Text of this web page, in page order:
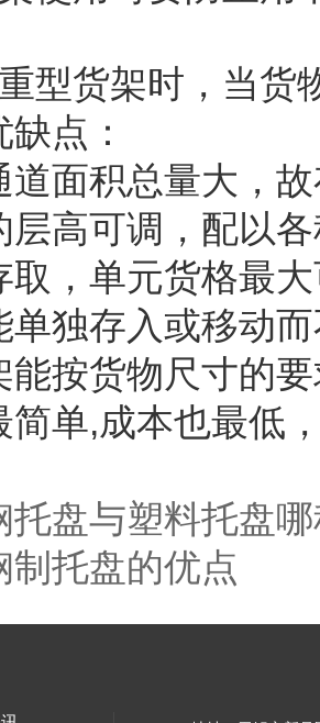
型货架时，当货
点：
道面积总量大，
高可调， 配以
取，单元货格最
单独存入或移动
能按货物尺寸的
简单,成本也最低
托盘与塑料托盘
制托盘的优点